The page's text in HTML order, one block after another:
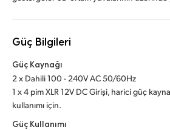
Güç Bilgileri
Güç Kaynağı
2 x Dahili 100 - 240V AC 50/60Hz
1 x 4 pim XLR 12V DC Girişi, harici güç
kullanımı için.
Güç Kullanımı